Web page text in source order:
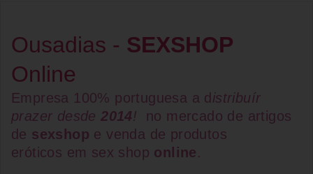
Ousadias - SEXSHOP
Online
Empresa 100% portuguesa a d istribuír
prazer desde2014!
no mercado de artigos
de sexshop e venda de produtos
eróticos em sex shop online.